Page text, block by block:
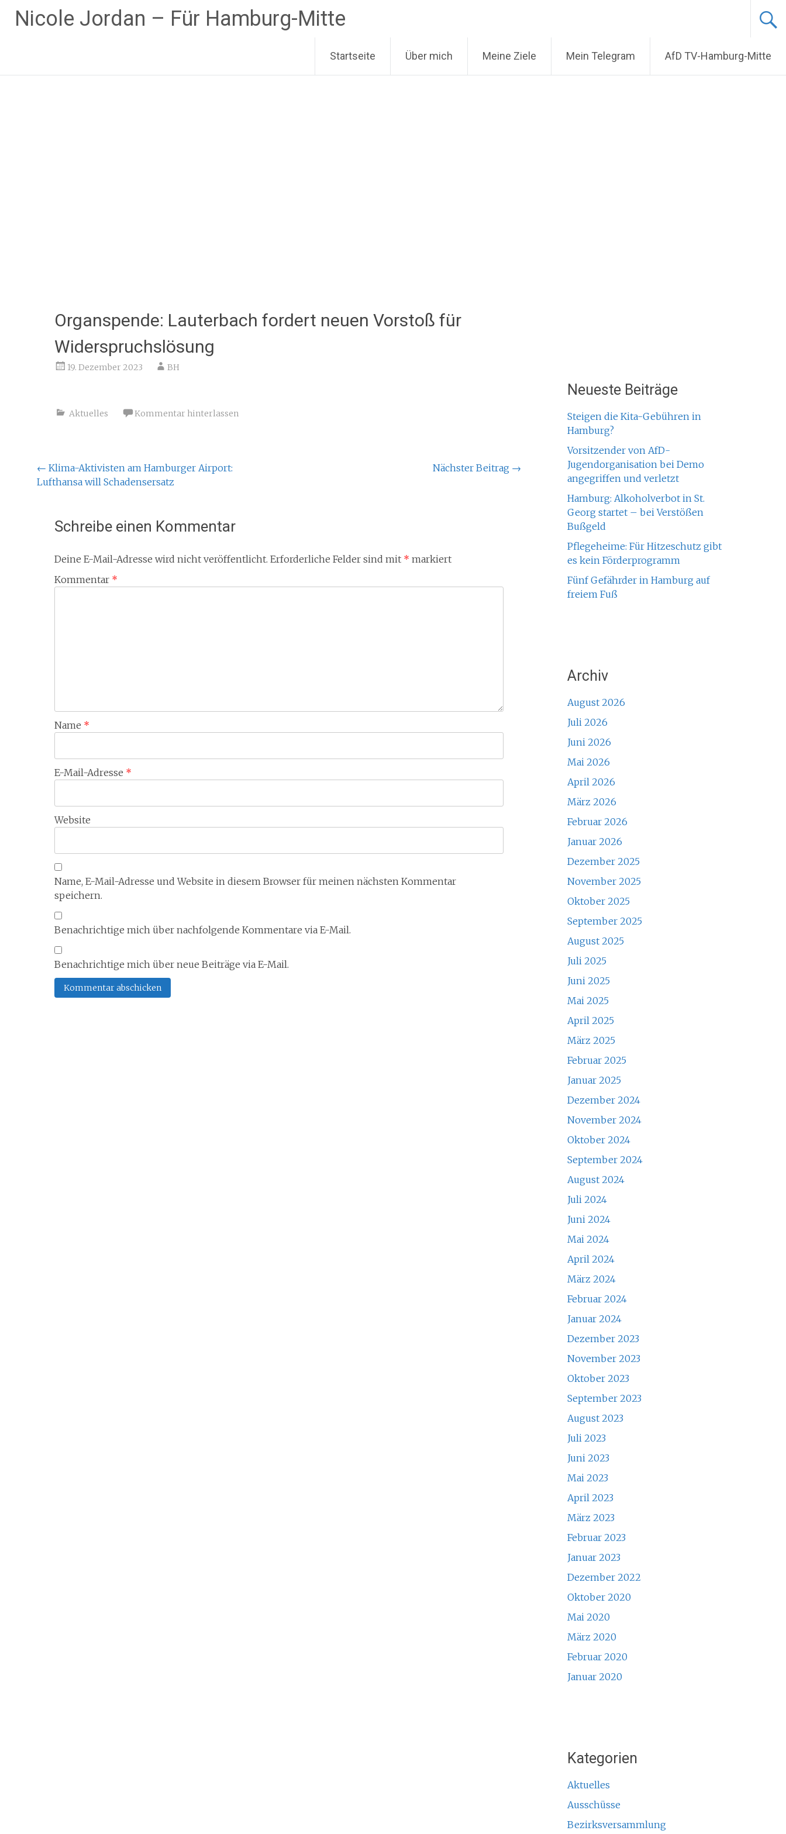
InhaltNicole Jordan – Für Hamburg-Mitte
Startseite Über mich Meine Ziele Mein Telegram AfD TV-Hamburg-Mitte
Organspende: Lauterbach fordert neuen Vorstoß für
Widerspruchslösung
19. Dezember 2023 BH
Aktuelles Kommentar hinterlassen
Beitragsnavigation
← Klima-Aktivisten am Hamburger Airport:
Lufthansa will Schadensersatz
Nächster Beitrag →
Schreibe einen Kommentar
Deine E-Mail-Adresse wird nicht veröffentlicht. Erforderliche Felder sind mit * markiert
Kommentar *
Name *
E-Mail-Adresse *
Website
Name, E-Mail-Adresse und Website in diesem Browser für meinen nächsten Kommentar
speichern.
Benachrichtige mich über nachfolgende Kommentare via E-Mail.
Benachrichtige mich über neue Beiträge via E-Mail.
Neueste Beiträge
Steigen die Kita-Gebühren in
Hamburg?
Vorsitzender von AfD-
Jugendorganisation bei Demo
angegriffen und verletzt
Hamburg: Alkoholverbot in St.
Georg startet – bei Verstößen
Bußgeld
Pflegeheime: Für Hitzeschutz gibt
es kein Förderprogramm
Fünf Gefährder in Hamburg auf
freiem Fuß
Archiv
August 2026
Juli 2026
Juni 2026
Mai 2026
April 2026
März 2026
Februar 2026
Januar 2026
Dezember 2025
November 2025
Oktober 2025
September 2025
August 2025
Juli 2025
Juni 2025
Mai 2025
April 2025
März 2025
Februar 2025
Januar 2025
Dezember 2024
November 2024
Oktober 2024
September 2024
August 2024
Juli 2024
Juni 2024
Mai 2024
April 2024
März 2024
Februar 2024
Januar 2024
Dezember 2023
November 2023
Oktober 2023
September 2023
August 2023
Juli 2023
Juni 2023
Mai 2023
April 2023
März 2023
Februar 2023
Januar 2023
Dezember 2022
Oktober 2020
Mai 2020
März 2020
Februar 2020
Januar 2020
Kategorien
Aktuelles
Ausschüsse
Bezirksversammlung